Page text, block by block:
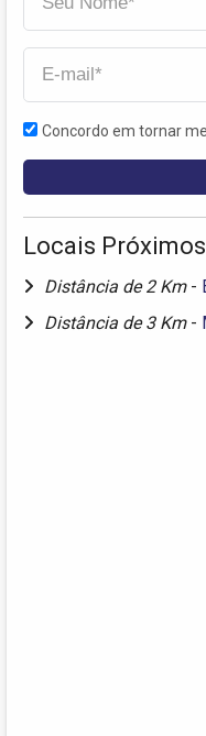
Concordo em tornar
Locais
Distância de 2 Km -
Distância de 3 Km -